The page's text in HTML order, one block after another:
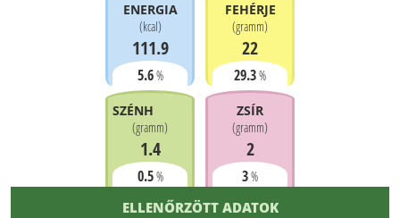
ENERGIA
(kcal)
111.9
5.6%
FEHÉRJE
(gramm)
22
29.3%
SZÉNHIDRÁT
(gramm)
1.4
0.5%
ZSÍR
(gramm)
2
3%
ELLENŐRZÖTT ADATOK